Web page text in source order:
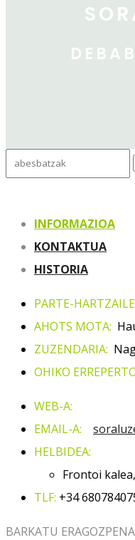
Search
for:
INFORMAZIOA
KONTAKTUA
HISTORIA
PARTE-
AHOTS MOTA:
ZUZENDARIA:
OHIKO
WEB-A:
EMAIL-A:
HELBIDEA:
Frontoi
TLF: +34
BARKATU